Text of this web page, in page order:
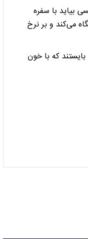
بیاید با سفره
می‌کند و بر نرخ
که با خون